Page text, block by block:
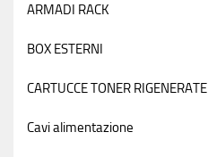
ARMADI RACK
BOX ESTERNI
CARTUCCE TONER RIGENERATE
Cavi alimentazione